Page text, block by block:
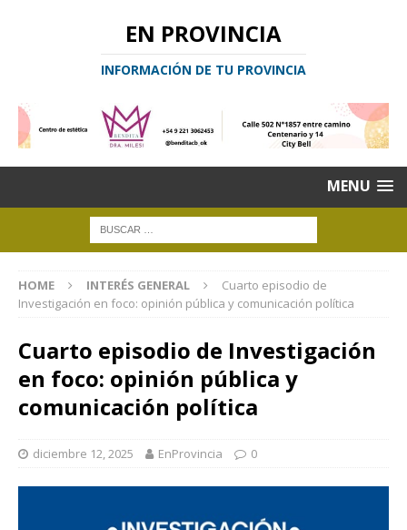
EN PROVINCIA
INFORMACIÓN DE TU PROVINCIA
MENU
HOME INTERÉS GENERAL
Cuarto episodio de
Investigación en foco: opinión pública y comunicación política
Cuarto episodio de Investigación
en foco: opinión pública y
comunicación política
diciembre 12, 2025 EnProvincia 0